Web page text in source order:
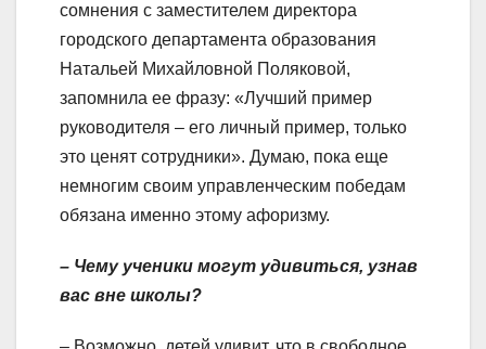
сомнения с заместителем директора
городского департамента образования
Натальей Михайловной Поляковой,
запомнила ее фразу: «Лучший пример
руководителя – его личный пример, только
это ценят сотрудники». Думаю, пока еще
немногим своим управленческим победам
обязана именно этому афоризму.
– Чему ученики могут удивиться, узнав
вас вне школы?